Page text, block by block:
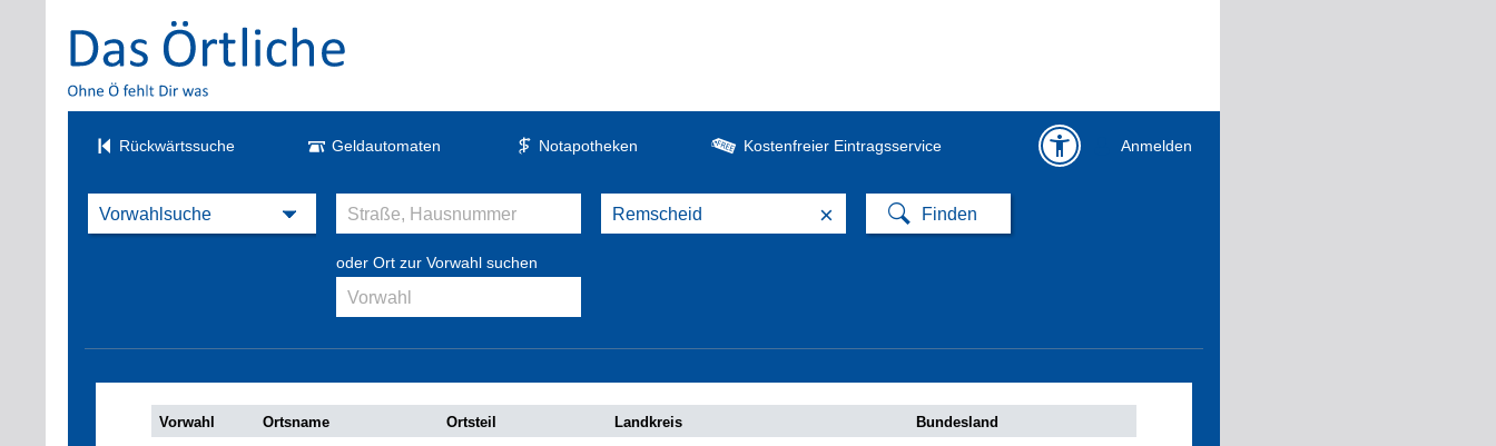
Rückwärtssuche Geldautomaten Notapotheken Kostenfreier Eintragsservice Anmelden
×
oder Ort zur Vorwahl suchen
Vorwahl Ortsname Ortsteil Landkreis
Bundesland